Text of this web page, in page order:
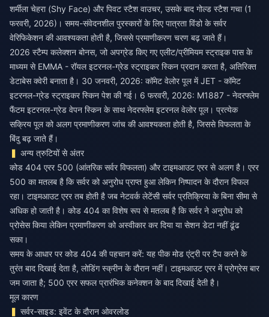
शर्मीला चेहरा (Shy Face) और पिवट स्टैश वाउचर, उसके बाद गोल्ड स्टैश गचा (1
फरवरी, 2026)। समय-संवेदनशील पुरस्कारों के लिए पात्रता विंडो के सर्वर
वेरिफिकेशन की आवश्यकता होती है, जिससे प्रमाणीकरण चरण बढ़ जाते हैं।
2026 स्टैम्प कलेक्शन बोनस, जो अपग्रेड किए गए एलीट/प्रीमियम स्ट्राइक पास के
माध्यम से EMMA - रॉयल इटरनल-ग्रेड स्ट्राइकर स्किन प्रदान करता है, अतिरिक्त
डेटाबेस क्वेरी बनाता है। 30 जनवरी, 2026: कॉमेट वेलोर पूल में JET - कॉमेट
इटरनल-ग्रेड स्ट्राइकर स्किन पेश की गई। 6 फरवरी, 2026: M1887 - नेदरफ्लेम
फैंटम इटरनल-ग्रेड वेपन स्किन के साथ नेदरफ्लेम इटरनल वेलोर पूल। प्रत्येक
सक्रिय पूल को अलग प्रमाणीकरण जांच की आवश्यकता होती है, जिससे विफलता के
बिंदु बढ़ जाते हैं।
अन्य त्रुटियों से अंतर
कोड 404 एरर 500 (आंतरिक सर्वर विफलता) और टाइमआउट एरर से अलग है। एरर
500 का मतलब है कि सर्वर को अनुरोध प्राप्त हुआ लेकिन निष्पादन के दौरान विफल
रहा। टाइमआउट एरर तब होती है जब नेटवर्क लेटेंसी सर्वर प्रतिक्रिया के बिना सीमा से
अधिक हो जाती है। कोड 404 का विशेष रूप से मतलब है कि सर्वर ने अनुरोध को
प्रोसेस किया लेकिन प्रमाणीकरण को अस्वीकार कर दिया या सेशन डेटा नहीं ढूंढ
सका।
समय के आधार पर कोड 404 की पहचान करें: यह पीक मोड एंट्री पर टैप करने के
तुरंत बाद दिखाई देता है, लोडिंग स्क्रीन के दौरान नहीं। टाइमआउट एरर में प्रोग्रेस बार
जम जाता है; 500 एरर सफल प्रारंभिक कनेक्शन के बाद दिखाई देती है।
मूल कारण
सर्वर-साइड: इवेंट के दौरान ओवरलोड